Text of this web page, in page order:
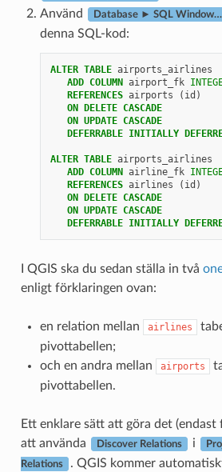
Använd Database ► SQL Window…
denna SQL-kod:
ALTER TABLE airports_airlines
ADD COLUMN airport_fk
REFERENCES airports ( id )
ON
DELETE CASCADE
ON
UPDATE CASCADE
DEFERRABLE INITIALLY
ALTER TABLE airports_airlines
ADD COLUMN airline_fk
REFERENCES airlines ( id )
ON
DELETE CASCADE
ON
UPDATE CASCADE
DEFERRABLE INITIALLY
I QGIS ska du sedan ställa in två
enligt förklaringen ovan:
en relation mellan airlines
pivottabellen;
och en andra mellan
airports
pivottabellen.
Ett enklare sätt att göra det (endast
att använda
Discover Relations i
Relations . QGIS kommer